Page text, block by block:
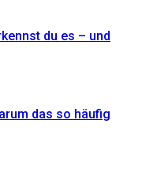
du es – und
das so häufig